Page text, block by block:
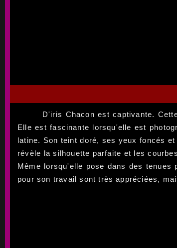
D'iris Chacon est captivante.
Elle est fascinante lorsqu'elle est
latine. Son teint doré, ses yeux foncés
révèle la silhouette parfaite et les
Même lorsqu'elle pose dans des
pour son travail sont très appréciées,